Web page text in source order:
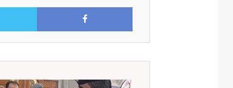
Facebook